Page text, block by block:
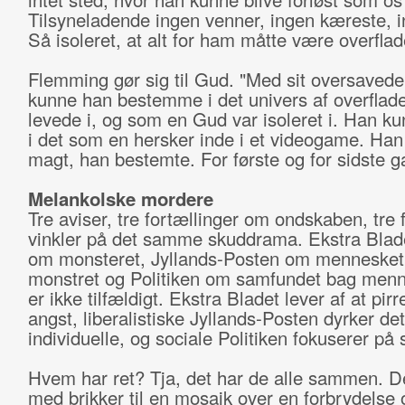
Tilsyneladende ingen venner, ingen kæreste,
Så isoleret, at alt for ham måtte være
Flemming gør sig til Gud. "Med sit
kunne han bestemme i det univers af
levede i, og som en Gud var isoleret i. Han
i det som en hersker inde i et videogame.
magt, han bestemte. For første og for sidste
Melankolske mordere
Tre aviser, tre fortællinger om ondskaben, tre
vinkler på det samme skuddrama. Ekstra
om monsteret, Jyllands-Posten om
monstret og Politiken om samfundet bag
er ikke tilfældigt. Ekstra Bladet lever af at
angst, liberalistiske Jyllands-Posten dyrker det
individuelle, og sociale Politiken fokuserer på
Hvem har ret? Tja, det har de alle sammen.
med brikker til en mosaik over en forbrydelse